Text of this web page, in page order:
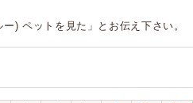
) ペットを見た」とお伝え下さい。